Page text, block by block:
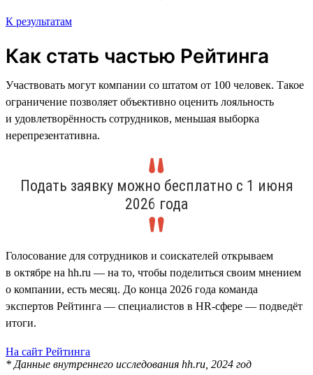
К результатам
Как стать частью Рейтинга
Участвовать могут компании со штатом от 100 человек. Такое
ограничение позволяет объективно оценить лояльность
и удовлетворённость сотрудников, меньшая выборка
нерепрезентативна.
Подать заявку можно бесплатно с 1 июня
2026 года
Голосование для сотрудников и соискателей открываем
в октябре на hh.ru — на то, чтобы поделиться своим мнением
о компании, есть месяц. До конца 2026 года команда
экспертов Рейтинга — специалистов в HR-сфере — подведёт
итоги.
На сайт Рейтинга
* Данные внутреннего исследования hh.ru, 2024 год